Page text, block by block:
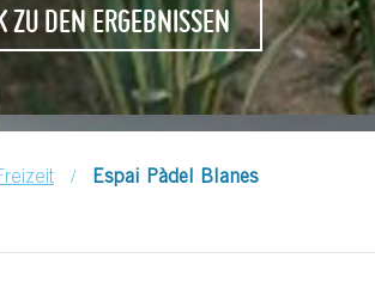
ZU DEN ERGEBNISSEN
/ Espai Pàdel Blanes